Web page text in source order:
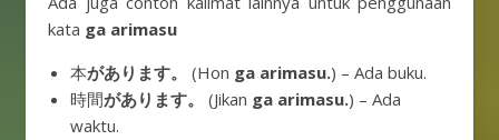
kata ga arimasu
本があります。 (Hon ga arimasu.) – Ada buku.
時間があります。 (Jikan ga arimasu.) – Ada
waktu.